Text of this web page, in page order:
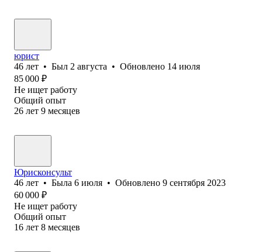
юрист
46 лет • Был 2 августа • Обновлено 14 июля
85 000 ₽
Не ищет работу
Общий опыт
26 лет 9 месяцев
Юрисконсульт
46 лет • Была 6 июля • Обновлено 9 сентября 2023
60 000 ₽
Не ищет работу
Общий опыт
16 лет 8 месяцев